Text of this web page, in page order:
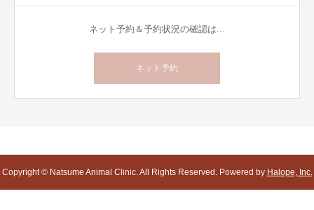
ネット予約＆予約状況の確認は...
ネット予約
Copyright © Natsume Animal Clinic. All Rights Reserved. Powered by Halope, Inc.